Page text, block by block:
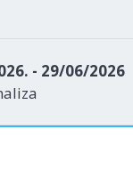
- 29/06/2026